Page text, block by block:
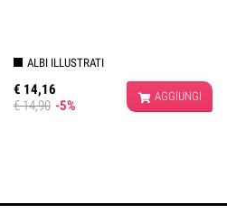
ALBI ILLUSTRATI
€ 14,16
€ 14,90 -5%
AGGIUNGI